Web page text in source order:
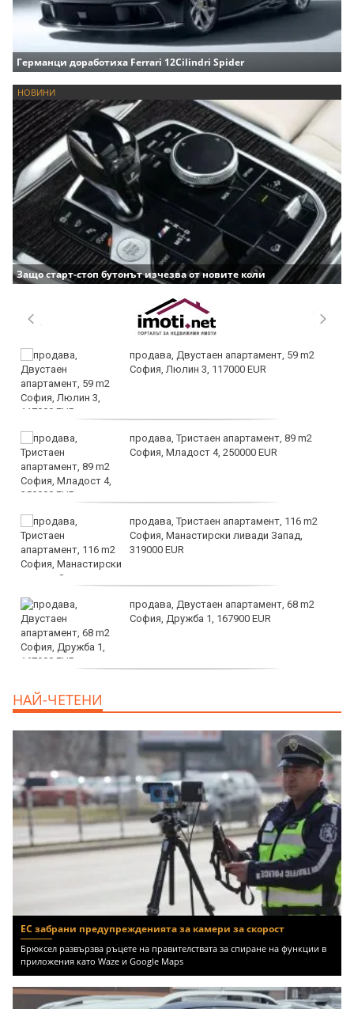
Германци доработиха Ferrari 12Cilindri Spider
НОВИНИ
Защо старт-стоп бутонът изчезва от новите коли
продава, Двустаен апартамент, 59 m2
София, Люлин 3, 117000 EUR
продава, Тристаен апартамент, 89 m2
София, Младост 4, 250000 EUR
продава, Тристаен апартамент, 116 m2
София, Манастирски ливади Запад,
319000 EUR
продава, Двустаен апартамент, 68 m2
София, Дружба 1, 167900 EUR
НАЙ-ЧЕТЕНИ
ЕС забрани предупрежденията за камери за скорост
Брюксел развързва ръцете на правителствата за спиране на функции в
приложения като Waze и Google Maps